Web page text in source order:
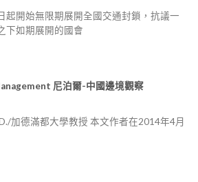
起開始無限期展開全國交通封鎖，抗議一
下如期展開的國會
尼泊爾-中國邊境觀察
加德滿都大學教授 本文作者在2014年4月